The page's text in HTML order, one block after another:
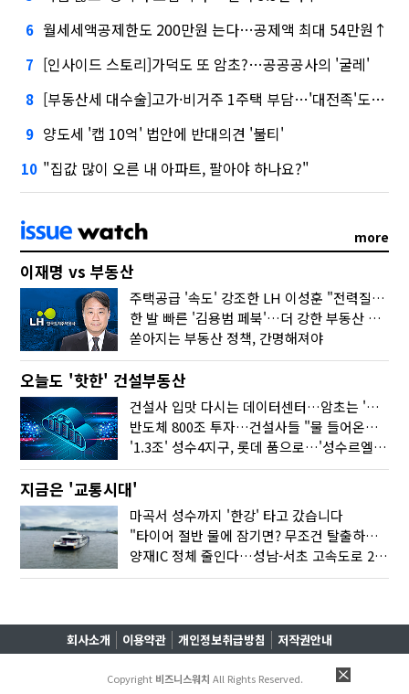
6 월세세액공제한도 200만원 는다…공제액 최대 54만원↑
7 [인사이드 스토리]가덕도 또 암초?…공공공사의 '굴레'
8 [부동산세 대수술]고가·비거주 1주택 부담…'대전족'도 불똥
9 양도세 '캡 10억' 법안에 반대의견 '불티'
10 "집값 많이 오른 내 아파트, 팔아야 하나요?"
more
이재명 vs 부동산
주택공급 '속도' 강조한 LH 이성훈 "전력질주해야"
한 발 빠른 '김용범 페북'…더 강한 부동산 규제 나오나
쏟아지는 부동산 정책, 간명해져야
오늘도 '핫한' 건설부동산
건설사 입맛 다시는 데이터센터…암초는 '주민 반대'
반도체 800조 투자…건설사들 "물 들어온다!"
'1.3조' 성수4지구, 롯데 품으로…'성수르엘 S70' 거듭
지금은 '교통시대'
마곡서 성수까지 '한강' 타고 갔습니다
"타이어 절반 물에 잠기면? 무조건 탈출하세요"
양재IC 정체 줄인다…성남-서초 고속도로 2029년 착공
회사소개 이용약관 개인정보취급방침 저작권안내
Copyright 비즈니스워치 All Rights Reserved.